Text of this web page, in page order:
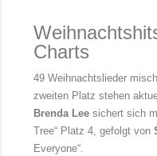
Charts
49 Weihnachtslieder
zweiten Platz stehen
Brenda Lee sichert sich
Tree“ Platz 4, gefolgt von
Everyone“.